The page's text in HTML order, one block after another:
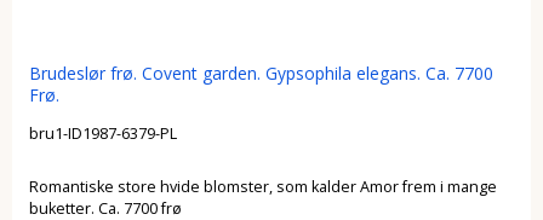
Brudeslør frø. Covent garden. Gypsophila elegans. Ca. 7700
Frø.
bru1-ID1987-6379-PL
Romantiske store hvide blomster, som kalder Amor frem i mange
buketter. Ca. 7700 frø